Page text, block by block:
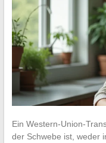
Ein Western-Union-
der Schwebe ist, weder